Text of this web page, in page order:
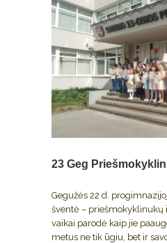
23 Geg
Gegužės 22 d.
šventė – priešmokyklinukų
vaikai parodė kaip jie
metus ne tik ūgiu, bet ir